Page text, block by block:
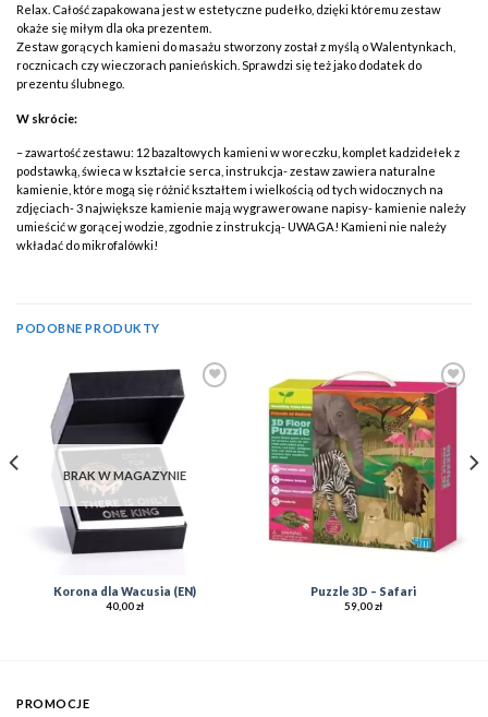
Relax. Całość zapakowana jest w estetyczne pudełko, dzięki któremu zestaw
okaże się miłym dla oka prezentem.
Zestaw gorących kamieni do masażu stworzony został z myślą o Walentynkach,
rocznicach czy wieczorach panieńskich. Sprawdzi się też jako dodatek do
prezentu ślubnego.
W skrócie:
– zawartość zestawu: 12 bazaltowych kamieni w woreczku, komplet kadzidełek z
podstawką, świeca w kształcie serca, instrukcja- zestaw zawiera naturalne
kamienie, które mogą się różnić kształtem i wielkością od tych widocznych na
zdjęciach- 3 największe kamienie mają wygrawerowane napisy- kamienie należy
umieścić w gorącej wodzie, zgodnie z instrukcją- UWAGA! Kamieni nie należy
wkładać do mikrofalówki!
PODOBNE PRODUKTY
BRAK W MAGAZYNIE
Korona dla Wacusia (EN)
40,00zł
Add to
Wishlist
Puzzle 3D – Safari
59,00zł
PROMOCJE